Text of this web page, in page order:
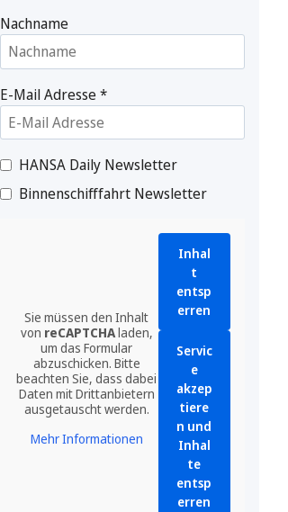
Nachname
E-Mail Adresse*
HANSA Daily Newsletter
Binnenschifffahrt Newsletter
Sie müssen den Inhalt
von reCAPTCHAladen,
um das Formular
abzuschicken. Bitte
beachten Sie, dass dabei
Daten mit Drittanbietern
ausgetauscht werden.
Mehr Informationen
Inhal
t
entsp
erren
Servic
e
akzep
tiere
n und
Inhal
te
entsp
erren